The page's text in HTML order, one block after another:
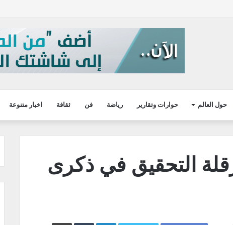
حول العالم حوارات وتقارير رياضة فن ثقافة اخبار متنوعة
التحقيق في ذكرى
LinkedIn
‏Tumblr طباعة